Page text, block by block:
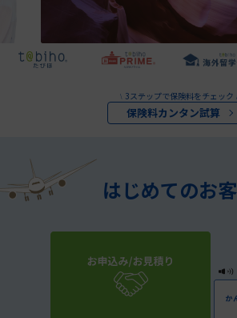
\ 3ステップで保険料をチェック
保険料カンタン試算
はじめてのお